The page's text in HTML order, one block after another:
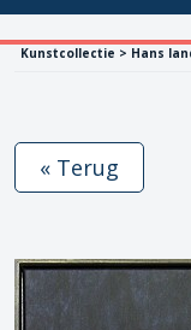
Kunstcollectie > Hans
« Terug